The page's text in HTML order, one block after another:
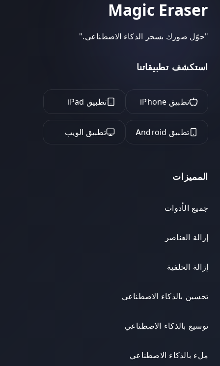
Magic Eraser
"حوّل صورك بسحر الذكاء الاصطناعي."
استكشف تطبيقاتنا
تطبيق iPhone تطبيق iPad
تطبيق Android تطبيق الويب
المميزات
جميع الأدوات
إزالة العناصر
إزالة الخلفية
تحسين بالذكاء الاصطناعي
توسيع بالذكاء الاصطناعي
ملء بالذكاء الاصطناعي